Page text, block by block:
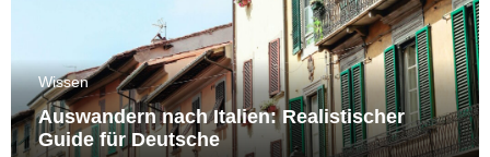
Wissen
Auswandern nach Italien: Realistischer
Guide für Deutsche